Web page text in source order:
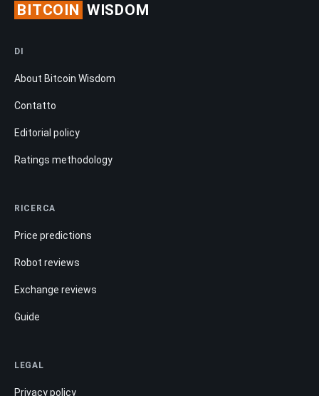
BITCOIN WISDOM
DI
About Bitcoin Wisdom
Contatto
Editorial policy
Ratings methodology
RICERCA
Price predictions
Robot reviews
Exchange reviews
Guide
LEGAL
Privacy policy